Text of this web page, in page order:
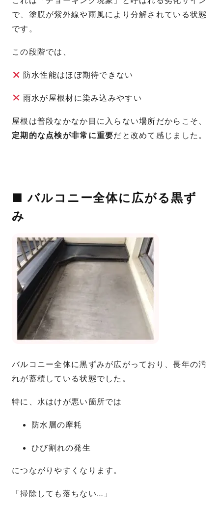
で、塗膜が紫外線や雨風により分解されている状態
です。
この段階では、
防水性能はほぼ期待できない
雨水が屋根材に染み込みやすい
屋根は普段なかなか目に入らない場所だからこそ、
定期的な点検が非常に重要だと改めて感じました。
■ バルコニー全体に広がる黒ず
み
バルコニー全体に黒ずみが広がっており、長年の汚
れが蓄積している状態でした。
特に、水はけが悪い箇所では
防水層の摩耗
ひび割れの発生
につながりやすくなります。
「掃除しても落ちない…」